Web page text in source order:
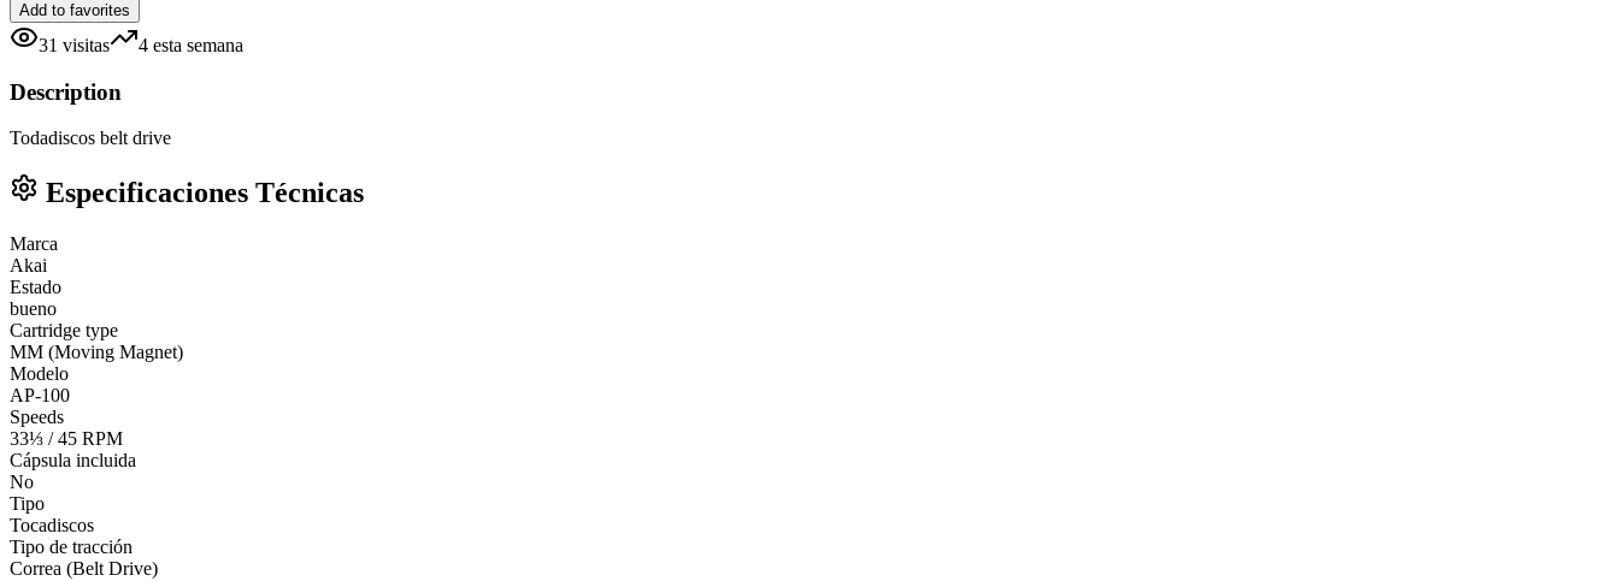
Add to favorites
31 visitas 4 esta semana
Description
Todadiscos belt drive
Especificaciones Técnicas
Marca
Akai
Estado
bueno
Cartridge type
MM (Moving Magnet)
Modelo
AP-100
Speeds
33⅓ / 45 RPM
Cápsula incluida
No
Tipo
Tocadiscos
Tipo de tracción
Correa (Belt Drive)